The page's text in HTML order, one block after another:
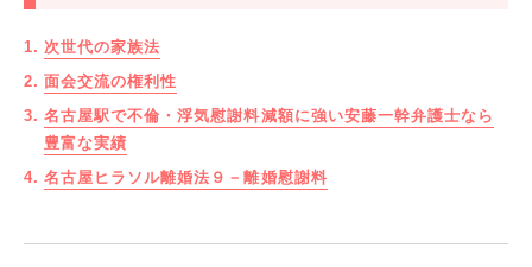
次世代の家族法
面会交流の権利性
名古屋駅で不倫・浮気慰謝料減額に強い安藤一幹弁護士なら
豊富な実績
名古屋ヒラソル離婚法９－離婚慰謝料